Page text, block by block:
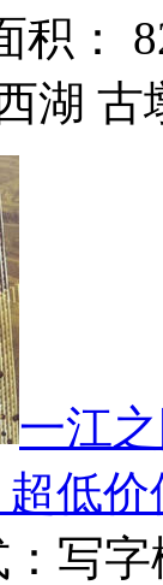
积：
湖
一江
低价
写